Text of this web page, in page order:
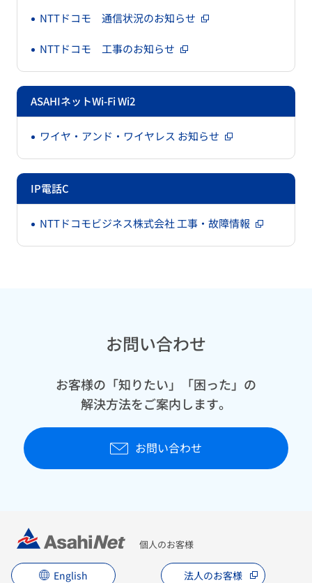
NTTドコモ 通信状況のお知らせ
NTTドコモ 工事のお知らせ
ASAHIネットWi-Fi Wi2
ワイヤ・アンド・ワイヤレス お知らせ
IP電話C
NTTドコモビジネス株式会社 工事・故障情報
お問い合わせ
お客様の「知りたい」「困った」の
解決方法をご案内します。
お問い合わせ
個人のお客様
English 法人のお客様